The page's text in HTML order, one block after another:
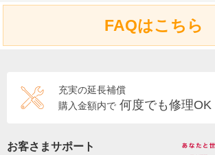
FAQはこちら
充実の延長補償
購入金額内で 何度でも修理OK
お客さまサポート